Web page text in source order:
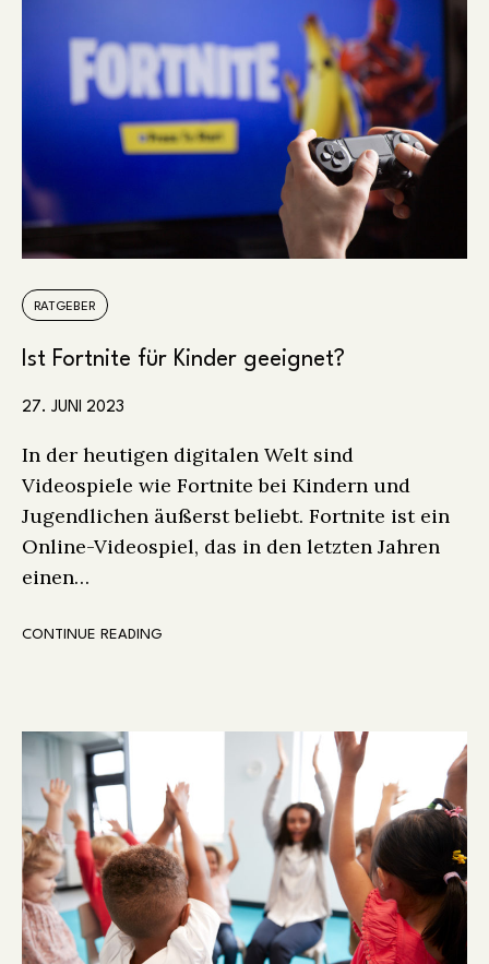
RATGEBER
Ist Fortnite für Kinder geeignet?
27. JUNI 2023
In der heutigen digitalen Welt sind
Videospiele wie Fortnite bei Kindern und
Jugendlichen äußerst beliebt. Fortnite ist ein
Online-Videospiel, das in den letzten Jahren
einen…
CONTINUE READING